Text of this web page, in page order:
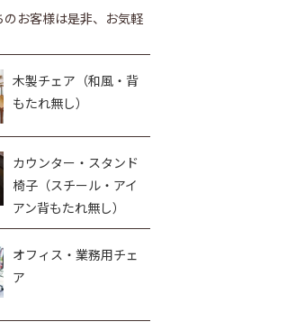
お客様は是非、お気軽
木製チェア（和風・背
もたれ無し）
カウンター・スタンド
椅子（スチール・アイ
アン背もたれ無し）
オフィス・業務用チェ
ア